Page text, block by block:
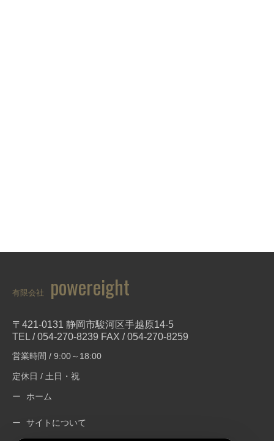
有限会社 powereight
〒421-0131 静岡市駿河区手越原14-5
TEL / 054-270-8239 FAX / 054-270-8259
営業時間 / 9:00～18:00
定休日 / 土日・祝
ホーム
サイトについて